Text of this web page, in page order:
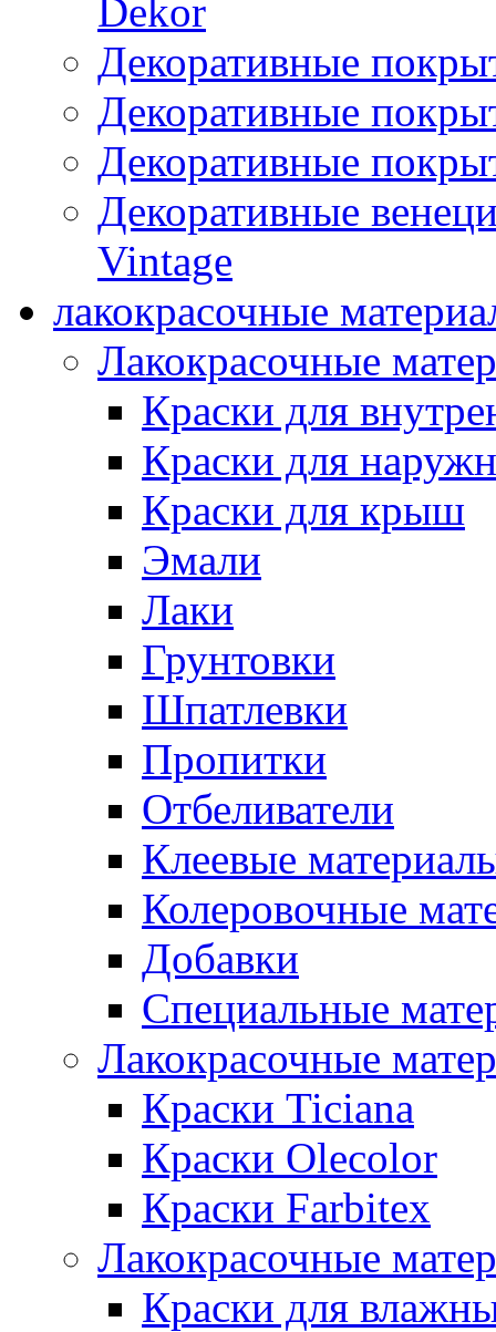
Dekor
Декоративные
Декоративные
Декоративные
Декоративные
Vintage
лакокрасочные
Лакокрасочные
Краски для
Краски для
Краски для крыш
Эмали
Лаки
Грунтовки
Шпатлевки
Пропитки
Отбеливатели
Клеевые
Колеровочные
Добавки
Специальные
Лакокрасочные
Краски Ticiana
Краски Olecolor
Краски Farbitex
Лакокрасочные
Краски для